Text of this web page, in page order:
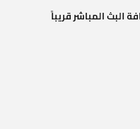
البث المباشر قريباً